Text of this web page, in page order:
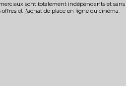
sont totalement indépendants et sans
offres et l'achat de place en ligne du cinéma.